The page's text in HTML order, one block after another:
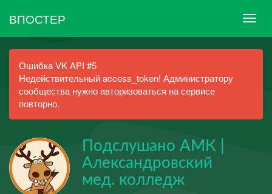
ВПОСТЕР
Ошибка VK API #5
Недействительный access_token! Администратору
сообщества нужно авторизоваться на сервисе
повторно.
Подслушано АМК |
Александровский
мед. колледж